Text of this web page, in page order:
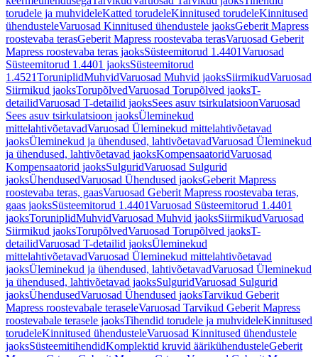
torudele ja muhvideleKatted torudeleKinnitused torudeleKinnitused
ühendusteleVaruosad Kinnitused ühendustele jaoksGeberit Mapress
roostevaba terasGeberit Mapress roostevaba terasVaruosad Geberit
Mapress roostevaba teras jaoksSüsteemitorud 1.4401Varuosad
Süsteemitorud 1.4401 jaoksSüsteemitorud
1.4521ToruniplidMuhvidVaruosad Muhvid jaoksSiirmikudVaruosad
Siirmikud jaoksTorupõlvedVaruosad Torupõlved jaoksT-
detailidVaruosad T-detailid jaoksSees asuv tsirkulatsioonVaruosad
Sees asuv tsirkulatsioon jaoksÜleminekud
mittelahtivõetavadVaruosad Üleminekud mittelahtivõetavad
jaoksÜleminekud ja ühendused, lahtivõetavadVaruosad Üleminekud
ja ühendused, lahtivõetavad jaoksKompensaatoridVaruosad
Kompensaatorid jaoksSulguridVaruosad Sulgurid
jaoksÜhendusedVaruosad Ühendused jaoksGeberit Mapress
roostevaba teras, gaasVaruosad Geberit Mapress roostevaba teras,
gaas jaoksSüsteemitorud 1.4401Varuosad Süsteemitorud 1.4401
jaoksToruniplidMuhvidVaruosad Muhvid jaoksSiirmikudVaruosad
Siirmikud jaoksTorupõlvedVaruosad Torupõlved jaoksT-
detailidVaruosad T-detailid jaoksÜleminekud
mittelahtivõetavadVaruosad Üleminekud mittelahtivõetavad
jaoksÜleminekud ja ühendused, lahtivõetavadVaruosad Üleminekud
ja ühendused, lahtivõetavad jaoksSulguridVaruosad Sulgurid
jaoksÜhendusedVaruosad Ühendused jaoksTarvikud Geberit
Mapress roostevabale teraseleVaruosad Tarvikud Geberit Mapress
roostevabale terasele jaoksTihendid torudele ja muhvideleKinnitused
torudeleKinnitused ühendusteleVaruosad Kinnitused ühendustele
jaoksSüsteemitihendidKomplektid kruvid äärikühendusteleGeberit